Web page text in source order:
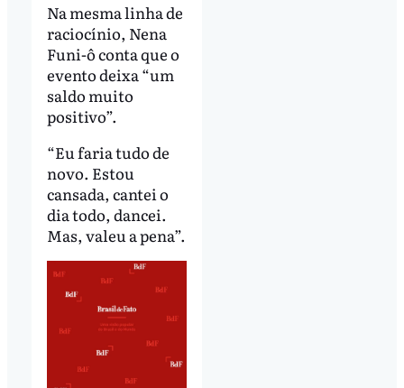
Na mesma linha de
raciocínio, Nena
Funi-ô conta que o
evento deixa “um
saldo muito
positivo”.
“Eu faria tudo de
novo. Estou
cansada, cantei o
dia todo, dancei.
Mas, valeu a pena”.